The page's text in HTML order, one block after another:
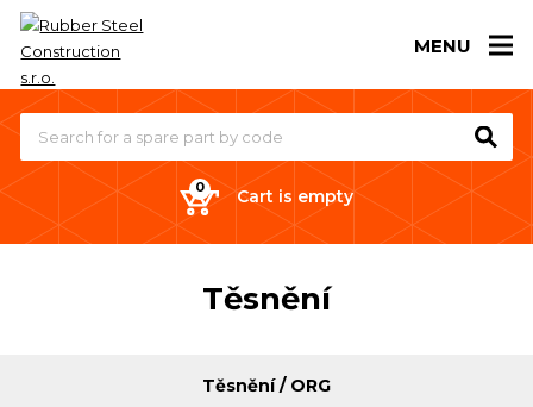
MENU
Cart is empty
Těsnění
Těsnění / ORG